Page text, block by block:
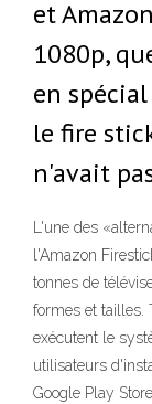
et
1080p,
en
le fire
n'avait
L'une des
l'Amazon
tonnes de
formes et tailles.
exécutent le
utilisateurs
Google Play